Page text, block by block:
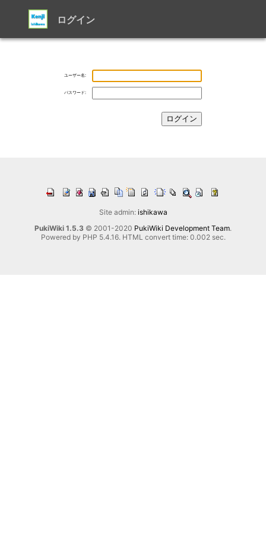
ログイン
ユーザー名:
パスワード:
Site admin: ishikawa
PukiWiki 1.5.3 © 2001-2020 PukiWiki Development Team.
Powered by PHP 5.4.16. HTML convert time: 0.002 sec.